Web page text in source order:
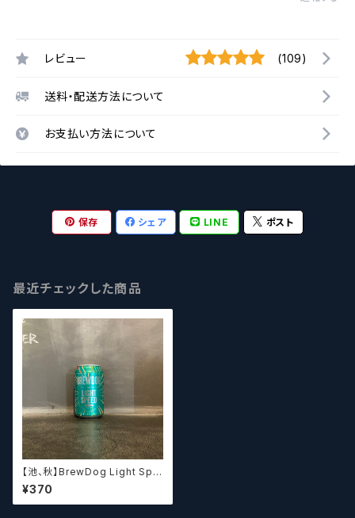
レビュー (109)
送料・配送方法について
お支払い方法について
保存 シェア LINE ポスト
最近チェックした商品
【池、秋】BrewDog Light Spe
ed Hazy IPA ブリュードッグ
ライトスピード Hazy IPA
¥370